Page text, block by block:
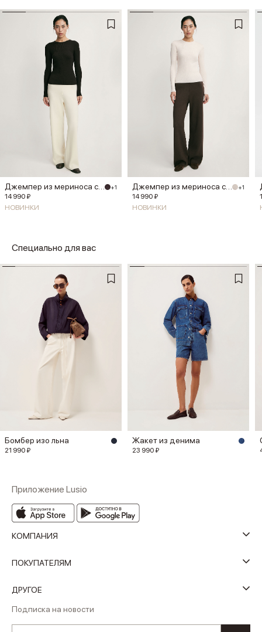
+1
14 990 ₽
НОВИНКИ
Джемпер из мериноса с шелком +1
14 990 ₽
НОВИНКИ
Специально для вас
Бомбер изо льна
21 990 ₽
Жакет из денима
23 990 ₽
Приложение Lusio
КОМПАНИЯ
ПОКУПАТЕЛЯМ
ДРУГОЕ
Подписка на новости